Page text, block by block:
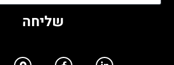
שליחה